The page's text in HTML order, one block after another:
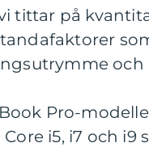
tittar på
Pro-
Core i5, i7 och i9